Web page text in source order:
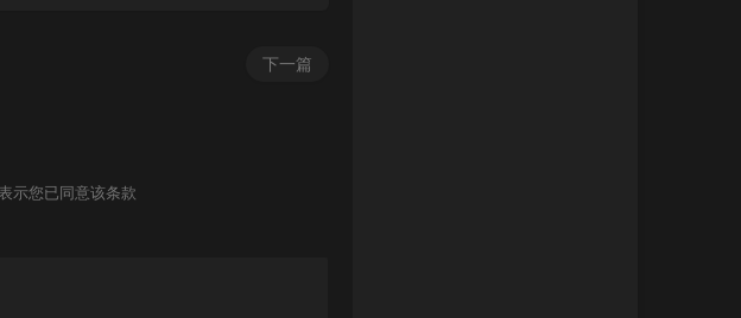
下一篇
示您已同意该条款